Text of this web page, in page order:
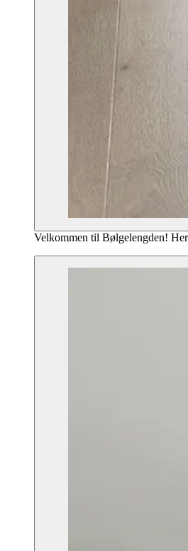
Velkommen til Bølgelengden!